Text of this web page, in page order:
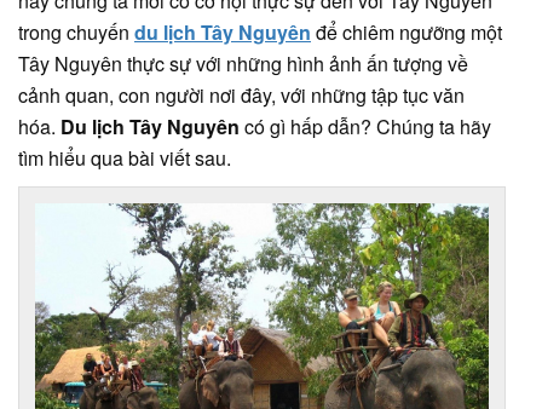
trong chuyến du lịch Tây Nguyên để chiêm ngưỡng một
Tây Nguyên thực sự với những hình ảnh ấn tượng về
cảnh quan, con người nơi đây, với những tập tục văn
hóa. Du lịch Tây Nguyên có gì hấp dẫn? Chúng ta hãy
tìm hiểu qua bài viết sau.